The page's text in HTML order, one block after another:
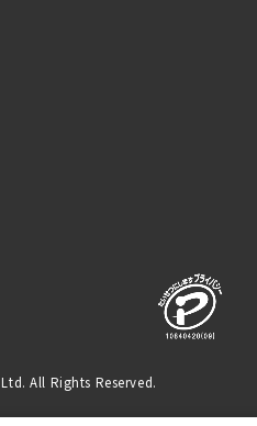
All Rights Reserved.